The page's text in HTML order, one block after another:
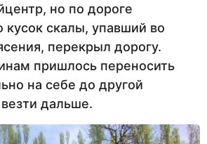
но по дороге
кусок скалы, упавший во
перекрыл дорогу.
пришлось переносить
на себе до другой
дальше.